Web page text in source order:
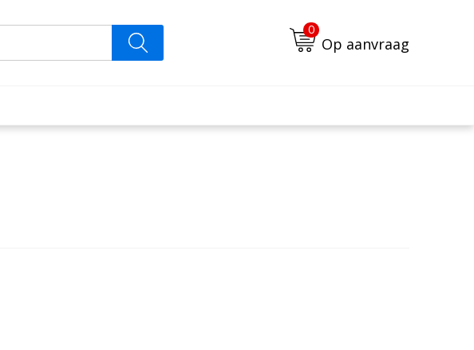
0
Op aanvraag